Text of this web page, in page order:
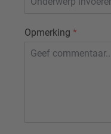
Opmerking *